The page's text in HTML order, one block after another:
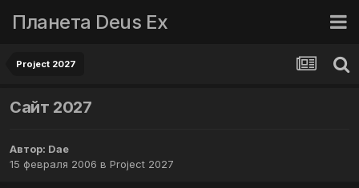
Планета Deus Ex
Project 2027
Cайт 2027
Автор: Dae
15 февраля 2006 в Project 2027